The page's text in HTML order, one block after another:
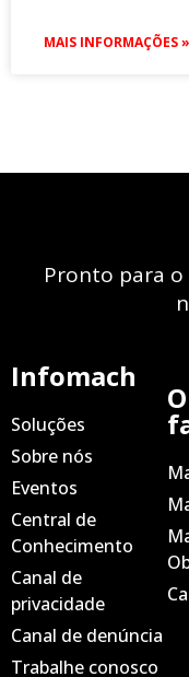
MAIS INFORMAÇÕES »
Pronto para
Infomach
Soluções
Sobre nós
Eventos
Central de
Conhecimento
Canal de
privacidade
Canal de denúncia
Trabalhe conosco